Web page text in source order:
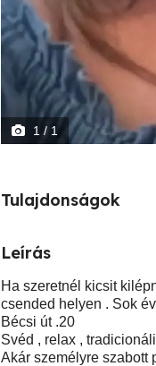
1 / 1
Tulajdonságok
Leírás
Ha szeretnél kicsit
csended helyen . Sok
Bécsi út .20
Svéd , relax ,
Akár személyre szabott